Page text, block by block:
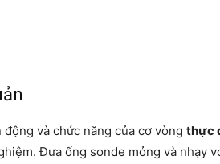
và chức năng của cơ vòng thực
Đưa ống sonde mỏng và nhạy